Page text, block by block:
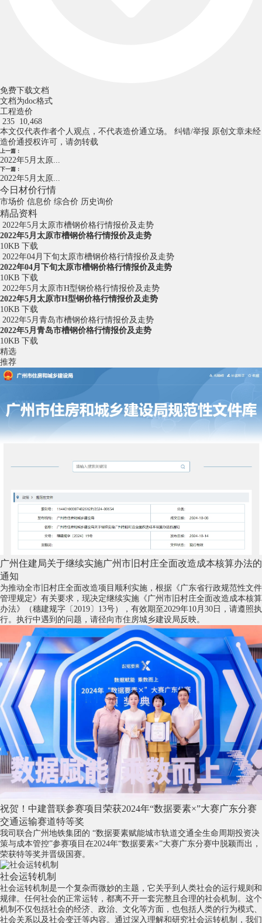
免费下载文档
文档为doc格式
工程造价
235 10,468
本文仅代表作者个人观点，不代表造价通立场。 纠错/举报 原创文章未经
造价通授权许可，请勿转载
上一篇：
2022年5月太原...
下一篇：
2022年5月太原...
今日材价行情
市场价 信息价 综合价 历史询价
精品资料
2022年5月太原市槽钢价格行情报价及走势
2022年5月太原市槽钢价格行情报价及走势
10KB 下载
2022年04月下旬太原市槽钢价格行情报价及走势
2022年04月下旬太原市槽钢价格行情报价及走势
10KB 下载
2022年5月太原市H型钢价格行情报价及走势
2022年5月太原市H型钢价格行情报价及走势
10KB 下载
2022年5月青岛市槽钢价格行情报价及走势
2022年5月青岛市槽钢价格行情报价及走势
10KB 下载
精选
推荐
广州住建局关于继续实施广州市旧村庄全面改造成本核算办法的
通知
为推动全市旧村庄全面改造项目顺利实施，根据《广东省行政规范性文件
管理规定》有关要求，现决定继续实施《广州市旧村庄全面改造成本核算
办法》（穗建规字〔2019〕13号），有效期至2029年10月30日，请遵照执
行。执行中遇到的问题，请径向市住房城乡建设局反映。
祝贺！中建普联参赛项目荣获2024年“数据要素×”大赛广东分赛
交通运输赛道特等奖
我司联合广州地铁集团的 “数据要素赋能城市轨道交通全生命周期投资决
策与成本管控”参赛项目在2024年“数据要素×”大赛广东分赛中脱颖而出，
荣获特等奖并晋级国赛。
社会运转机制
社会运转机制是一个复杂而微妙的主题，它关乎到人类社会的运行规则和
规律。任何社会的正常运转，都离不开一套完整且合理的社会机制。这个
机制不仅包括社会的经济、政治、文化等方面，也包括人类的行为模式、
社会关系以及社会变迁等内容。通过深入理解和研究社会运转机制，我们